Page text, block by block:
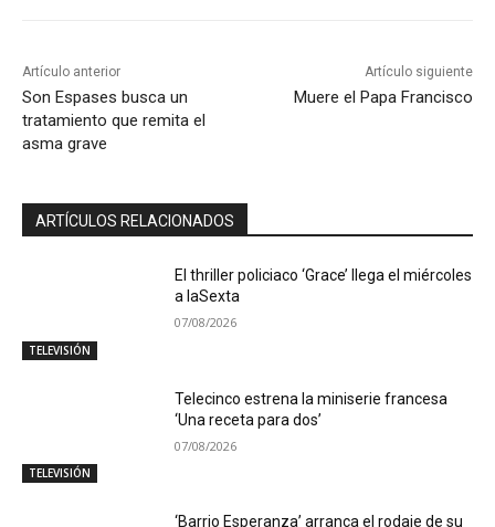
Artículo anterior
Son Espases busca un
tratamiento que remita el
asma grave​
Artículo siguiente
Muere el Papa Francisco
ARTÍCULOS RELACIONADOS
TELEVISIÓN
El thriller policiaco ‘Grace’ llega el miércoles
a laSexta
07/08/2026
TELEVISIÓN
Telecinco estrena la miniserie francesa
‘Una receta para dos’
07/08/2026
‘Barrio Esperanza’ arranca el rodaje de su